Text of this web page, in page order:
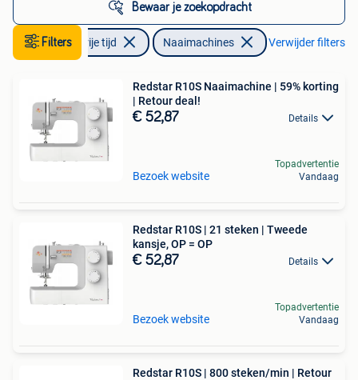
Bewaar je zoekopdracht
Filters
Hobby en Vrije tijd Naaimachines Verwijder filters
Redstar R10S Naaimachine | 59% korting
| Retour deal!
€ 52,87 Details
Bezoek website
Topadvertentie
Vandaag
Redstar R10S | 21 steken | Tweede
kansje, OP = OP
€ 52,87 Details
Bezoek website
Topadvertentie
Vandaag
Redstar R10S | 800 steken/min | Retour